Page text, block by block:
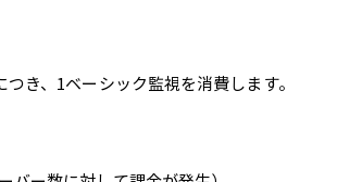
つき、1ベーシック監視を消費します。